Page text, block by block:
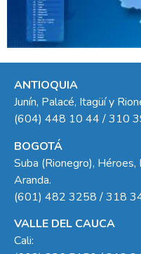
ANTIOQUIA
Junín, Palacé, Itagüí y
(604) 448 10 44 / 310
BOGOTÁ
Suba (Rionegro),
Aranda.
(601) 482 3258 / 318
VALLE DEL CAUCA
Cali: